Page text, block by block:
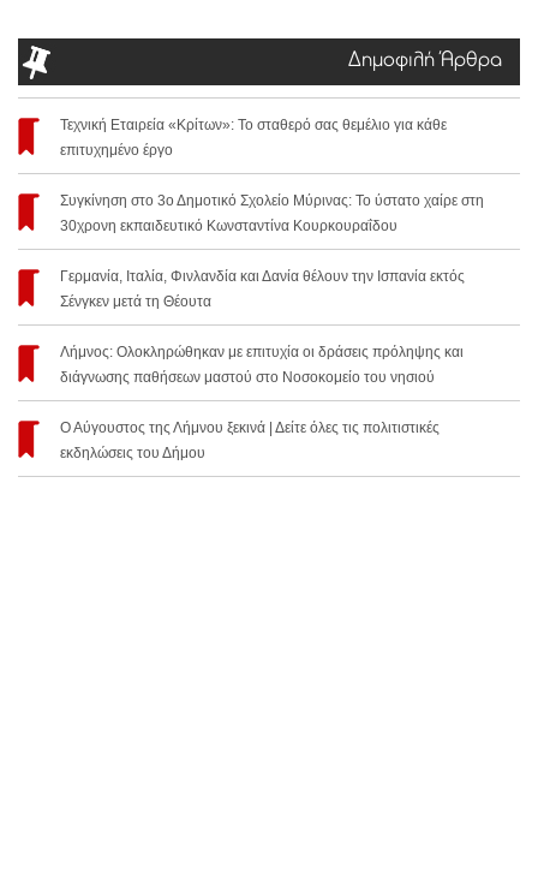
Δημοφιλή Άρθρα
Τεχνική Εταιρεία «Κρίτων»: Το σταθερό σας θεμέλιο για κάθε
επιτυχημένο έργο
Συγκίνηση στο 3ο Δημοτικό Σχολείο Μύρινας: Το ύστατο χαίρε στη
30χρονη εκπαιδευτικό Κωνσταντίνα Κουρκουραΐδου
Γερμανία, Ιταλία, Φινλανδία και Δανία θέλουν την Ισπανία εκτός
Σένγκεν μετά τη Θέουτα
Λήμνος: Ολοκληρώθηκαν με επιτυχία οι δράσεις πρόληψης και
διάγνωσης παθήσεων μαστού στο Νοσοκομείο του νησιού
Ο Αύγουστος της Λήμνου ξεκινά | Δείτε όλες τις πολιτιστικές
εκδηλώσεις του Δήμου